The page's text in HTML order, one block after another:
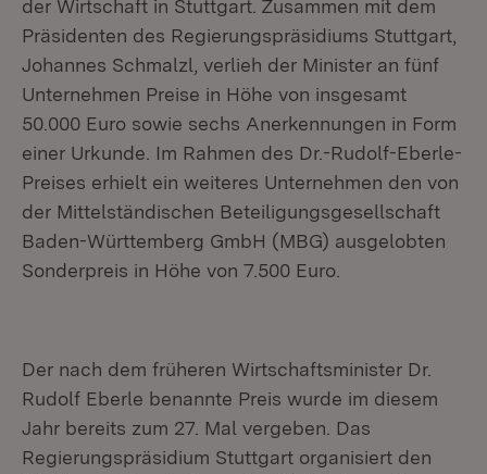
der Wirtschaft in Stuttgart. Zusammen mit dem
Präsidenten des Regierungspräsidiums Stuttgart,
Johannes Schmalzl, verlieh der Minister an fünf
Unternehmen Preise in Höhe von insgesamt
50.000 Euro sowie sechs Anerkennungen in Form
einer Urkunde. Im Rahmen des Dr.-Rudolf-Eberle-
Preises erhielt ein weiteres Unternehmen den von
der Mittelständischen Beteiligungsgesellschaft
Baden-Württemberg GmbH (MBG) ausgelobten
Sonderpreis in Höhe von 7.500 Euro.
Der nach dem früheren Wirtschaftsminister Dr.
Rudolf Eberle benannte Preis wurde im diesem
Jahr bereits zum 27. Mal vergeben. Das
Regierungspräsidium Stuttgart organisiert den